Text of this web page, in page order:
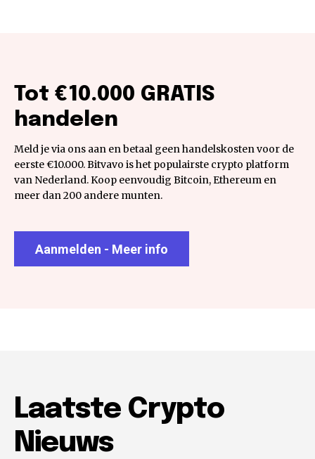
Tot €10.000 GRATIS
handelen
Meld je via ons aan en betaal geen handelskosten voor de
eerste €10.000. Bitvavo is het populairste crypto platform
van Nederland. Koop eenvoudig Bitcoin, Ethereum en
meer dan 200 andere munten.
Aanmelden - Meer info
Laatste Crypto
Nieuws